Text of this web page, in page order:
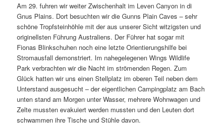
Am 29. fuhren wir weiter Zwischenhalt im Leven Canyon in di
Gnus Plains. Dort besuchten wir die Gunns Plain Caves – sehr
schöne Tropfsteinhöhle mit der aus unserer Sicht witzigsten und
originellsten Führung Australiens. Der Führer hat sogar mit
Fionas Blinkschuhen noch eine letzte Orientierungshilfe bei
Stromausfall demonstriert. Im nahegelegenen Wings Wildlife
Park verbrachten wir die Nacht im strömenden Regen. Zum
Glück hatten wir uns einen Stellplatz im oberen Teil neben dem
Unterstand ausgesucht – der eigentlichen Campingplatz am Bach
unten stand am Morgen unter Wasser, mehrere Wohnwagen und
Zelte mussten evakuiert werden mussten und den Leuten dort
schwammen ihre Tische und Stühle davon.